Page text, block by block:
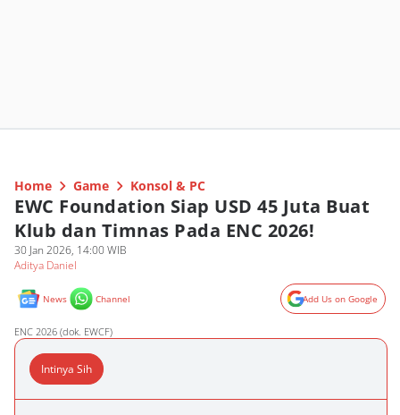
Home Game Konsol & PC
EWC Foundation Siap USD 45 Juta Buat
Klub dan Timnas Pada ENC 2026!
30 Jan 2026, 14:00 WIB
Aditya Daniel
News Channel Add Us on Google
ENC 2026 (dok. EWCF)
Intinya Sih